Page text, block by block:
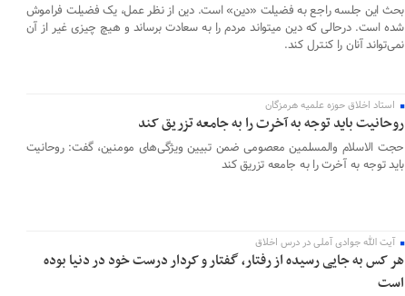
بحث این جلسه راجع به فضیلت «دین» است. دین از نظر عمل، یک فضیلت فراموش
شده است. درحالی که دین می­تواند مردم را به سعادت برساند و هیچ چیزی غیر از آن
نمی‌تواند آنان را کنترل کند.
استاد اخلاق حوزه علمیه هرمزگان
روحانیت باید توجه به آخرت را به جامعه تزریق کند
حجت الاسلام والمسلمین معصومی ضمن تبیین ویژگی‌های مومنین، گفت: روحانیت
باید توجه به آخرت را به جامعه تزریق کند
آیت الله جوادی آملی در درس اخلاق
هر کس به جایی رسیده از رفتار، گفتار و کردار درست خود در دنیا بوده
است